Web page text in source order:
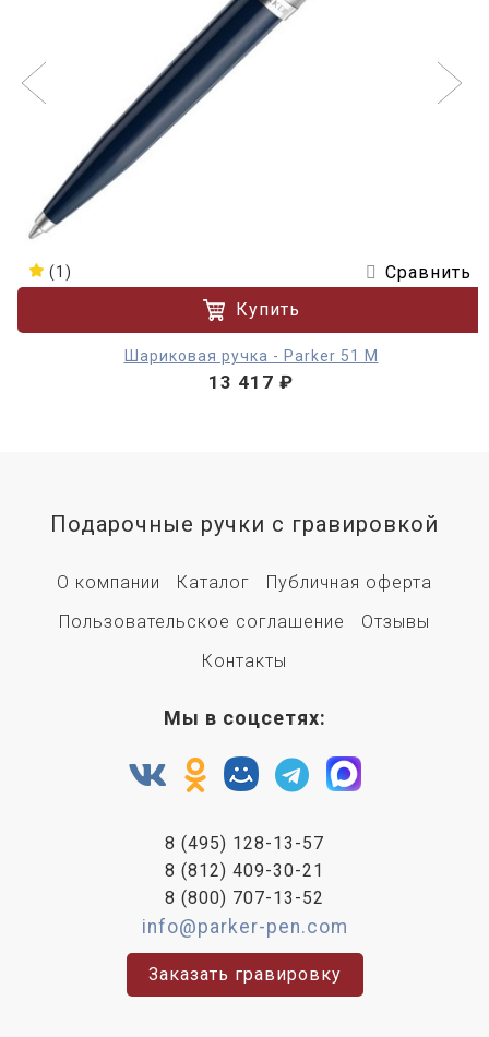
(1)
Сравнить
Купить
Шариковая ручка - Parker 51 M
13 417 ₽
Подарочные ручки с гравировкой
О компании Каталог
Публичная оферта
Пользовательское соглашение
Отзывы
Контакты
Мы в соцсетях:
8 (495) 128-13-57
8 (812) 409-30-21
8 (800) 707-13-52
info@parker-pen.com
Заказать гравировку